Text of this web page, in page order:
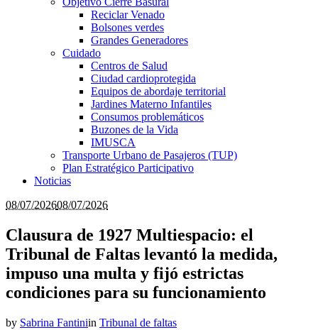
Reciclar Venado
Bolsones verdes
Grandes Generadores
Cuidado
Centros de Salud
Ciudad cardioprotegida
Equipos de abordaje territorial
Jardines Materno Infantiles
Consumos problemáticos
Buzones de la Vida
IMUSCA
Transporte Urbano de Pasajeros (TUP)
Plan Estratégico Participativo
Noticias
08/07/202608/07/2026
Clausura de 1927 Multiespacio: el
Tribunal de Faltas levantó la medida,
impuso una multa y fijó estrictas
condiciones para su funcionamiento
by Sabrina Fantiniin Tribunal de faltas